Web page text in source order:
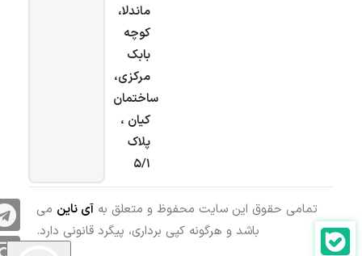
ماندلا،
کوچه
بابک
مرکزی،
ساختمان
کیان ،
پلاک
۵/۱
تمامی حقوق این سایت محفوظ و متعلق به آی ناین می
باشد و هرگونه کپی برداری، پیگرد قانونی دارد.